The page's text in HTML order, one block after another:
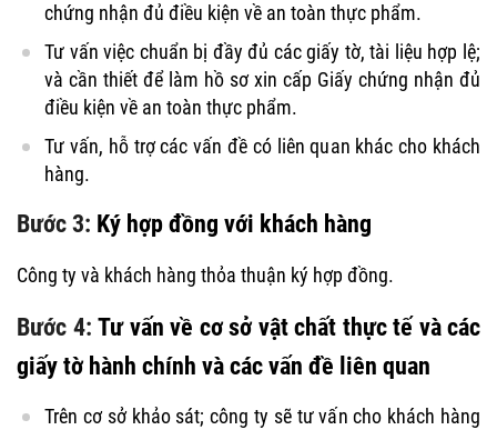
chứng nhận đủ điều kiện về an toàn thực phẩm.
Tư vấn việc chuẩn bị đầy đủ các giấy tờ, tài liệu hợp lệ;
và cần thiết để làm hồ sơ xin cấp Giấy chứng nhận đủ
điều kiện về an toàn thực phẩm.
Tư vấn, hỗ trợ các vấn đề có liên quan khác cho khách
hàng.
Bước 3: Ký hợp đồng với khách hàng
Công ty và khách hàng thỏa thuận ký hợp đồng.
Bước 4: Tư vấn về cơ sở vật chất thực tế và các
giấy tờ hành chính và các vấn đề liên quan
Trên cơ sở khảo sát; công ty sẽ tư vấn cho khách hàng